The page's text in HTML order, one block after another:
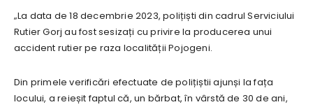
„La data de 18 decembrie 2023, polițiști din cadrul Serviciului
Rutier Gorj au fost sesizați cu privire la producerea unui
accident rutier pe raza localității Pojogeni.
Din primele verificări efectuate de polițiștii ajunși la fața
locului, a reieșit faptul că, un bărbat, în vârstă de 30 de ani,